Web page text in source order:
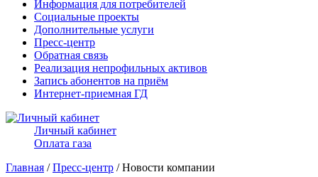
Информация для потребителей
Социальные проекты
Дополнительные услуги
Пресс-центр
Обратная связь
Реализация непрофильных активов
Запись абонентов на приём
Интернет-приемная ГД
Личный кабинет
Оплата газа
Главная /Пресс-центр / Новости компании